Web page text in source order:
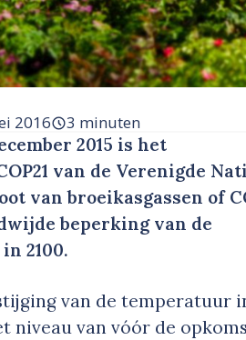
2016 3 minuten
2015 is het
van de Verenigde
van broeikasgassen of
beperking van de
2100.
van de temperatuur
niveau van vóór de